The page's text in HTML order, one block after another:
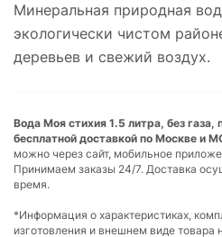
Минеральная природная
экологически чистом
деревьев и свежий воздух.
Вода Моя стихия 1.5 литра, без газа,
бесплатной доставкой по Москве и
можно через сайт, мобильное
Принимаем заказы 24/7. Доставка
время.
*Информация о характеристиках,
изготовления и внешнем виде товара